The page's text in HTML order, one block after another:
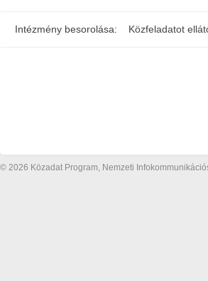
Intézmény besorolása: Közfeladatot
© 2026 Közadat Program, Nemzeti